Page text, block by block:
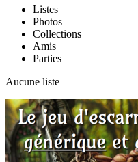
Listes
Photos
Collections
Amis
Parties
Aucune liste